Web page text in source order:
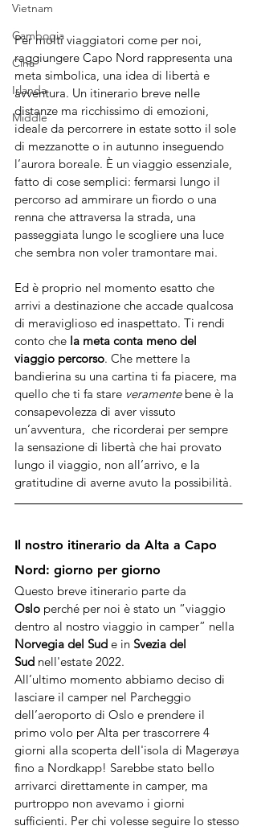
Vietnam
Cambogia
Cina
Irlanda
Middle
Per molti viaggiatori come per noi,
raggiungere Capo Nord rappresenta una
meta simbolica, una idea di libertà e
avventura. Un itinerario breve nelle
distanze ma ricchissimo di emozioni,
ideale da percorrere in estate sotto il sole
di mezzanotte o in autunno inseguendo
l’aurora boreale. È un viaggio essenziale,
fatto di cose semplici: fermarsi lungo il
percorso ad ammirare un fiordo o una
renna che attraversa la strada, una
passeggiata lungo le scogliere una luce
che sembra non voler tramontare mai.
Ed è proprio nel momento esatto che
arrivi a destinazione che accade qualcosa
di meraviglioso ed inaspettato. Ti rendi
conto che la meta conta meno del
viaggio percorso. Che mettere la
bandierina su una cartina ti fa piacere, ma
quello che ti fa stare veramente bene è la
consapevolezza di aver vissuto
un’avventura,  che ricorderai per sempre
la sensazione di libertà che hai provato
lungo il viaggio, non all’arrivo, e la
gratitudine di averne avuto la possibilità.
Il nostro itinerario da Alta a Capo
Nord: giorno per giorno
Questo breve itinerario parte da
Oslo perché per noi è stato un “viaggio
dentro al nostro viaggio in camper” nella
Norvegia del Sud e in Svezia del
Sud nell'estate 2022.
All’ultimo momento abbiamo deciso di
lasciare il camper nel Parcheggio
dell’aeroporto di Oslo e prendere il
primo volo per Alta per trascorrere 4
giorni alla scoperta dell'isola di Magerøya
fino a Nordkapp! Sarebbe stato bello
arrivarci direttamente in camper, ma
purtroppo non avevamo i giorni
sufficienti. Per chi volesse seguire lo stesso